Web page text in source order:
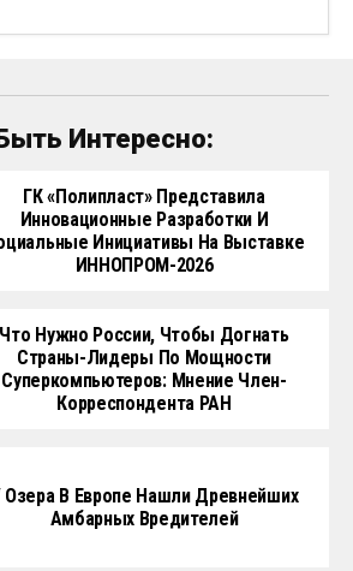
Интересно:
ГК «Полипласт» Представила
Инновационные Разработки И
Инициативы На Выставке
ИННОПРОМ-2026
Что Нужно России, Чтобы Догнать
Страны-Лидеры По Мощности
Суперкомпьютеров: Мнение Член-
Корреспондента РАН
Озера В Европе Нашли Древнейших
Амбарных Вредителей